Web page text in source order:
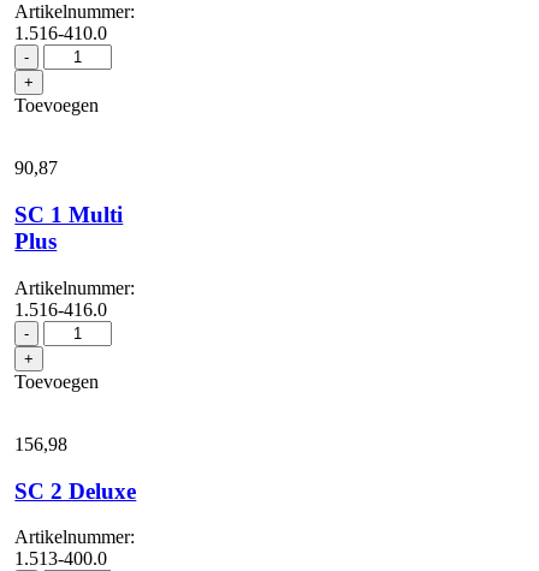
Artikelnummer:
1.516-410.0
-
1
Multi
&
aantal
+
Toevoegen
90,87
SC 1 Multi
Plus
Artikelnummer:
1.516-416.0
-
1
Multi
Plus
+
Toevoegen
156,98
SC 2 Deluxe
Artikelnummer:
1.513-400.0